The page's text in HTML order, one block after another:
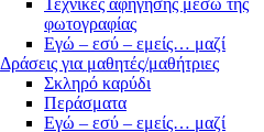
Τεχνικές αφήγησης μέσω της
φωτογραφίας
Εγώ – εσύ – εμείς… μαζί
Δράσεις για μαθητές/μαθήτριες
Σκληρό καρύδι
Περάσματα
Εγώ – εσύ – εμείς… μαζί